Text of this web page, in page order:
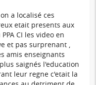
a localisé ces
etait presents aux
CI les video en
et pas surprenant ,
amis enseignants
saignés l'education
leur regne c'etait la